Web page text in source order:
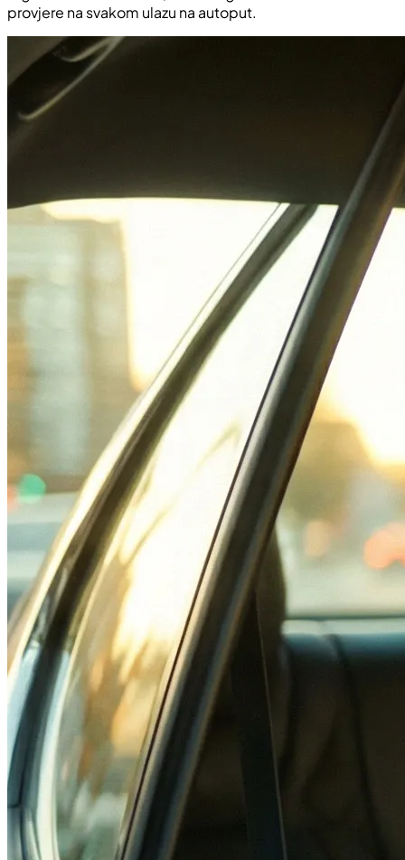
provjere na svakom ulazu na autoput.